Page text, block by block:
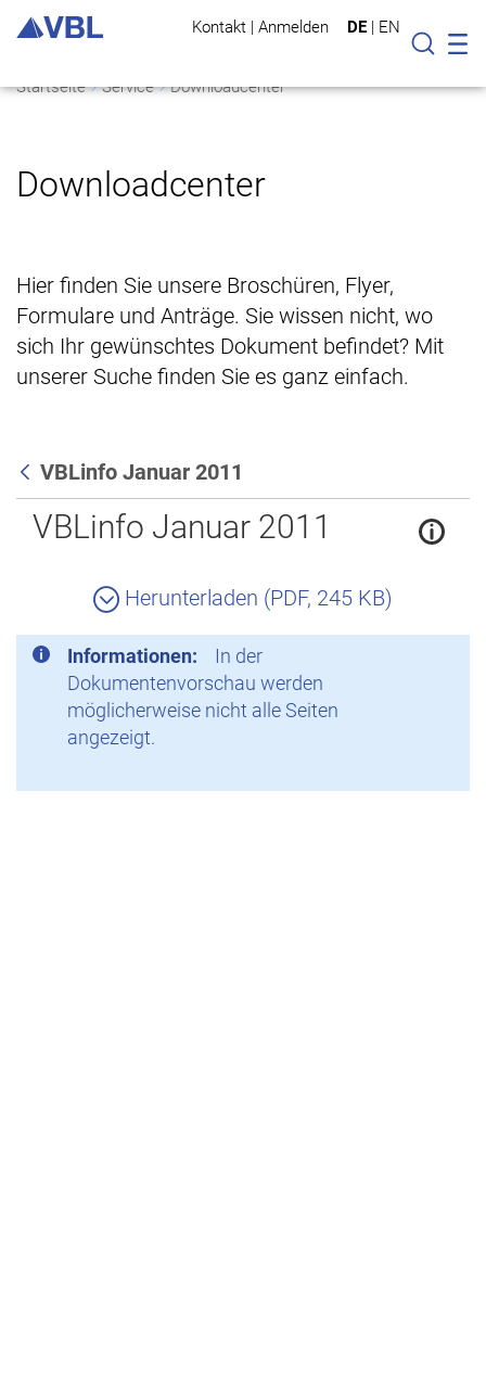
Kontakt | Anmelden DE | EN
Suche
Startseite Service Downloadcenter
Downloadcenter
Hier finden Sie unsere Broschüren, Flyer,
Formulare und Anträge. Sie wissen nicht, wo
sich Ihr gewünschtes Dokument befindet? Mit
unserer Suche finden Sie es ganz einfach.
Zurück
VBLinfo Januar 2011
VBLinfo Januar 2011
Herunterladen (PDF, 245 KB)
Informationen:
In der
Dokumentenvorschau werden
möglicherweise nicht alle Seiten
angezeigt.